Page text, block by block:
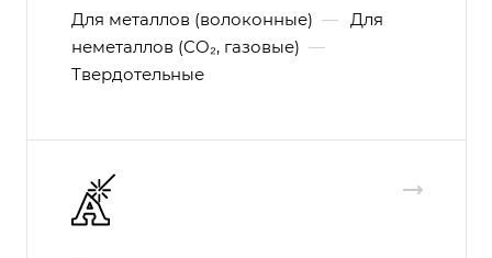
Для металлов (волоконные) — Для
неметаллов (CO₂, газовые) —
Твердотельные